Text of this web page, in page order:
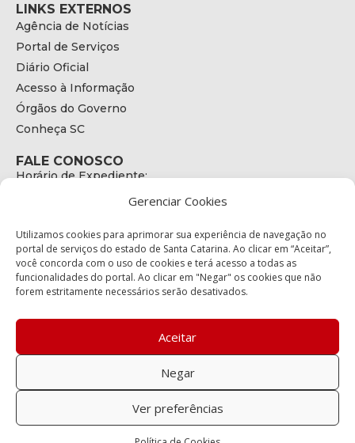
Gerenciar Cookies
Utilizamos cookies para aprimorar sua experiência de navegação no
portal de serviços do estado de Santa Catarina. Ao clicar em “Aceitar”,
você concorda com o uso de cookies e terá acesso a todas as
funcionalidades do portal. Ao clicar em "Negar" os cookies que não
forem estritamente necessários serão desativados.
Aceitar
Negar
Ver preferências
LINKS EXTERNOS
Agência de Notícias
Portal de Serviços
Diário Oficial
Acesso à Informação
Órgãos do Governo
Conheça SC
FALE CONOSCO
Horário de Expediente:
E-mail:
secretariaexecutiva@cetran.sc.gov.br
ENDEREÇO
Endereço:
Bairro:
Coqueiros, Florianópolis SC
88.080-160
Política de privacidade
Copyright © 2023 Todos os Direitos Reservados SC - Governo de